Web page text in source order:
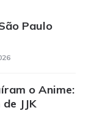
Paulo
o Anime:
JJK